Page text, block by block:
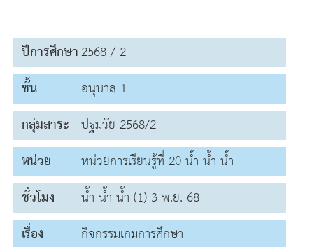
ปีการศึกษา2568 / 2
ชั้น
อนุบาล 1
กลุ่มสาระ ปฐมวัย 2568/2
หน่วย
หน่วยการเรียนรู้ที่ 20 น้ำ น้ำ น้ำ
ชั่วโมง
น้ำ น้ำ น้ำ (1) 3 พ.ย. 68
เรื่อง
กิจกรรมเกมการศึกษา